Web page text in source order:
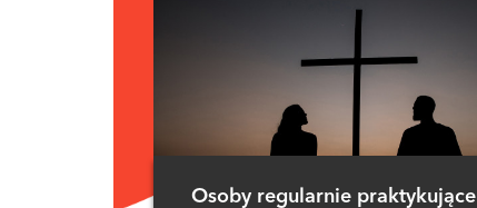
Osoby regularnie praktykujące